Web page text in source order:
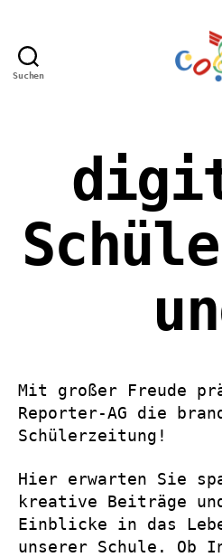
Suchen
Mit großer Freude
Reporter-AG die
Schülerzeitung!
Hier erwarten Sie
kreative Beiträge
Einblicke in das
unserer Schule. Ob